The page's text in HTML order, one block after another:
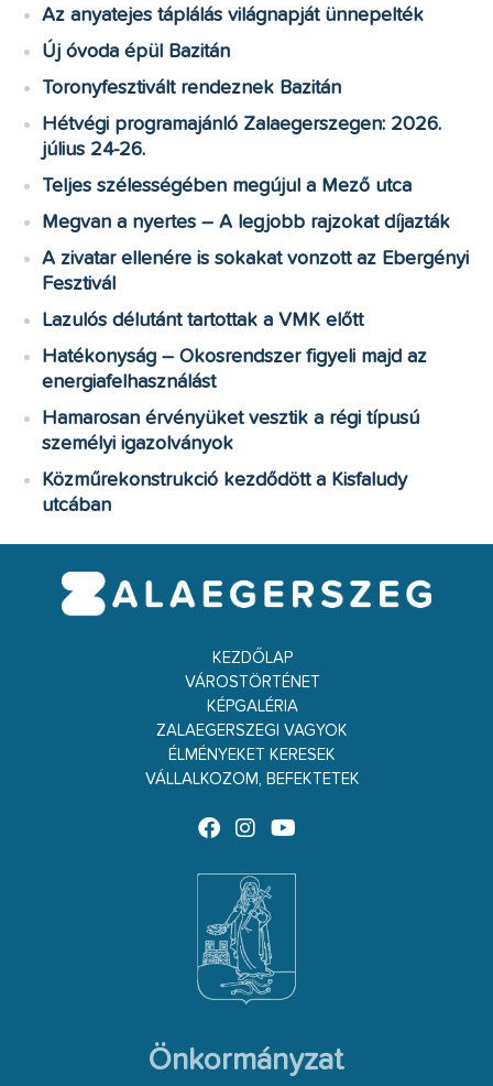
Az anyatejes táplálás világnapját ünnepelték
Új óvoda épül Bazitán
Toronyfesztivált rendeznek Bazitán
Hétvégi programajánló Zalaegerszegen: 2026.
július 24-26.
Teljes szélességében megújul a Mező utca
Megvan a nyertes – A legjobb rajzokat díjazták
A zivatar ellenére is sokakat vonzott az Ebergényi
Fesztivál
Lazulós délutánt tartottak a VMK előtt
Hatékonyság – Okosrendszer figyeli majd az
energiafelhasználást
Hamarosan érvényüket vesztik a régi típusú
személyi igazolványok
Közműrekonstrukció kezdődött a Kisfaludy
utcában
KEZDŐLAP
VÁROSTÖRTÉNET
KÉPGALÉRIA
ZALAEGERSZEGI VAGYOK
ÉLMÉNYEKET KERESEK
VÁLLALKOZOM, BEFEKTETEK
Önkormányzat